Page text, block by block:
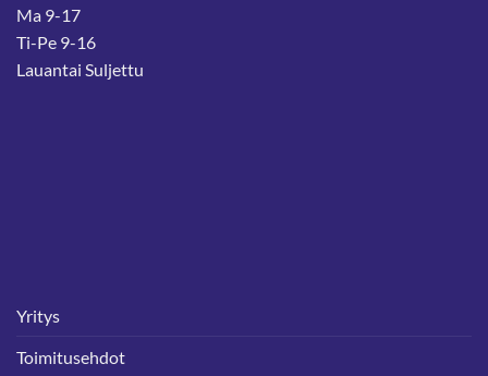
Ma 9-17
Ti-Pe 9-16
Lauantai Suljettu
Yritys
Toimitusehdot